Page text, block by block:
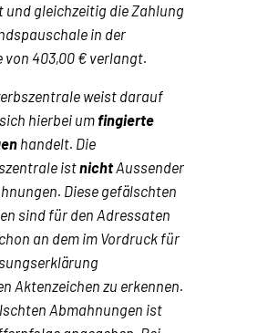
und gleichzeitig die Zahlung
in der
von 403,00 € verlangt.
weist darauf
hierbei um fingierte
handelt. Die
istnichtAussender
Diese gefälschten
sind für den Adressaten
an dem im Vordruck für
Aktenzeichen zu erkennen.
Abmahnungen ist